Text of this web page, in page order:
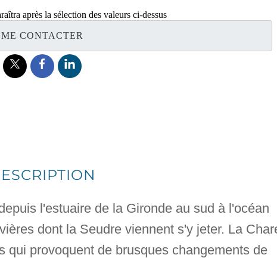
après la sélection des valeurs ci-dessus
ME CONTACTER
l'estuaire de la Gironde au sud à l'océan
dont la Seudre viennent s'y jeter. La
qui provoquent de brusques changements de